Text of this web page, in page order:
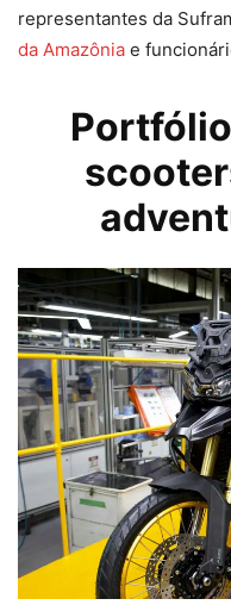
representantes da
da Amazônia e